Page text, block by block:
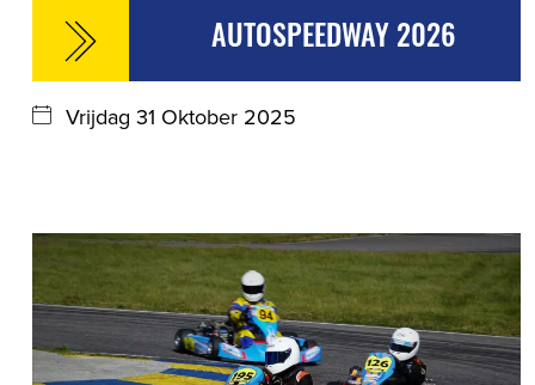
AUTOSPEEDWAY 2026
Vrijdag 31 Oktober 2025